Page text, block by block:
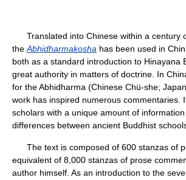
Translated into Chinese within a century
the Abhidharmakosha has been used in
both as a standard introduction to Hinayana
great authority in matters of doctrine. In
for the Abhidharma (Chinese Chü-she;
work has inspired numerous commentaries.
scholars with a unique amount of
differences between ancient Buddhist
The text is composed of 600 stanzas of
equivalent of 8,000 stanzas of prose
author himself. As an introduction to the